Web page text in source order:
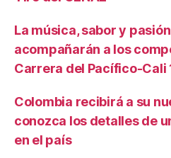
La música, sabor y
acompañarán a los
Carrera del Pacífico-Cali
Colombia recibirá a su
conozca los detalles de
en el país